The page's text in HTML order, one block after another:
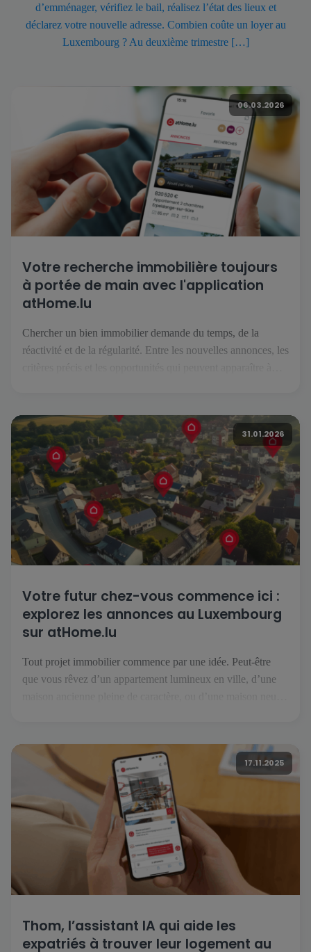
d’emménager, vérifiez le bail, réalisez l’état des lieux et
déclarez votre nouvelle adresse. Combien coûte un loyer au
Luxembourg ? Au deuxième trimestre […]
06.03.2026
Votre recherche immobilière toujours
à portée de main avec l'application
atHome.lu
Chercher un bien immobilier demande du temps, de la
réactivité et de la régularité. Entre les nouvelles annonces, les
l’application atHome.lu. Une recherche simplifiée au
quotidien […]
31.01.2026
Votre futur chez-vous commence ici :
explorez les annonces au Luxembourg
sur atHome.lu
Tout projet immobilier commence par une idée. Peut-être
que vous rêvez d’un appartement lumineux en ville, d’une
mode de vie. C’est là […]
17.11.2025
Thom, l’assistant IA qui aide les
expatriés à trouver leur logement au